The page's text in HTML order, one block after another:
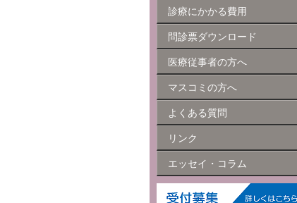
診療にかかる費用
問診票ダウンロード
医療従事者の方へ
マスコミの方へ
よくある質問
リンク
エッセイ・コラム